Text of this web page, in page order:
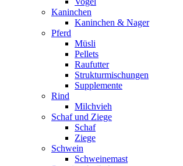
Kaninchen
Kaninchen & Nager
Pferd
Müsli
Pellets
Raufutter
Strukturmischungen
Supplemente
Rind
Milchvieh
Schaf und Ziege
Schaf
Ziege
Schwein
Schweinemast